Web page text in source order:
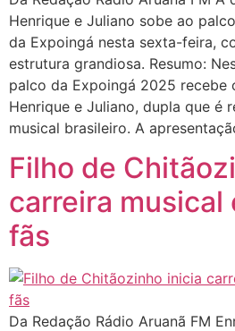
Henrique e Juliano sobe ao
da Expoingá nesta sexta-feira,
estrutura grandiosa. Resumo:
palco da Expoingá 2025 recebe
Henrique e Juliano, dupla que é
musical brasileiro. A
Filho de
carreira musical
fãs
Da Redação Rádio Aruanã FM